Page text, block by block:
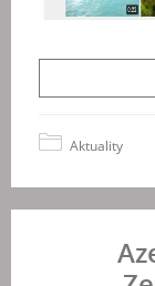
Aktuality